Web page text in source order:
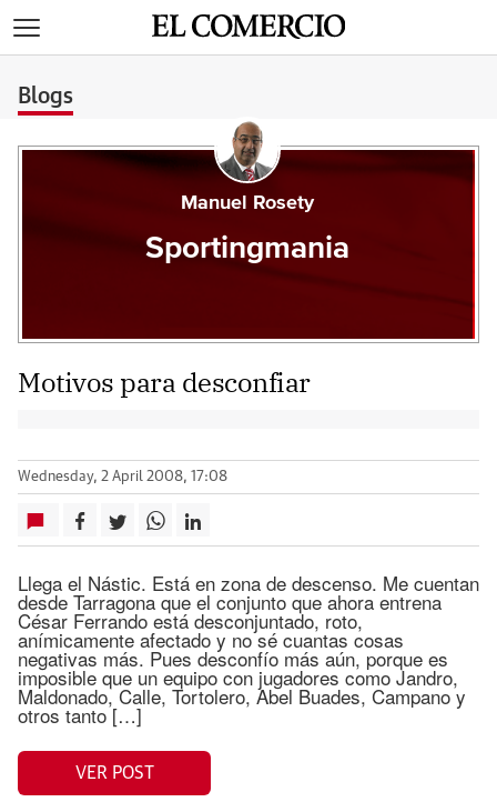
Blogs
Manuel Rosety
Sportingmania
Motivos para desconfiar
Wednesday, 2 April 2008, 17:08
Llega el Nástic. Está en zona de descenso. Me cuentan
desde Tarragona que el conjunto que ahora entrena
César Ferrando está desconjuntado, roto,
anímicamente afectado y no sé cuantas cosas
negativas más. Pues desconfío más aún, porque es
imposible que un equipo con jugadores como Jandro,
Maldonado, Calle, Tortolero, Abel Buades, Campano y
otros tanto […]
VER POST